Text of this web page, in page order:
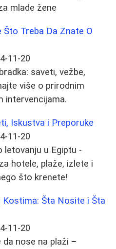
mlade žene
Što Treba Da Znate O
11-20
saveti, vežbe,
više o prirodnim
intervencijama.
Iskustva i Preporuke
11-20
letovanju u Egiptu -
hotele, plaže, izlete i
što krenete!
Šta Nosite i Šta
11-20
nose na plaži –